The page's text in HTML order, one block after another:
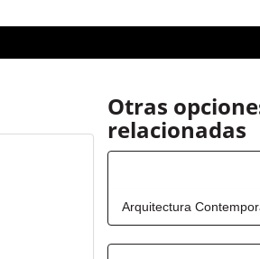
Otras
relacionadas
Arquitectura